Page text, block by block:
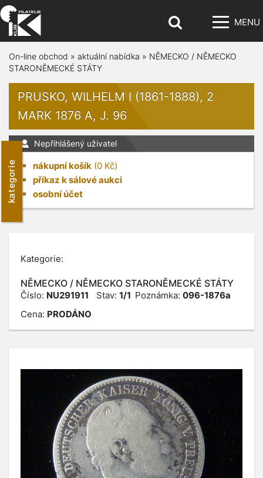
MENU
kategorie
On-line obchod » aktuální nabídka » NĚMECKO / NĚMECKO
STARONĚMECKÉ STÁTY
PRUSKO, WILHELM I (1861-1888), 2
MARK 1876 A, J. 96
Nepřihlášený uživatel
nákupní košík (0 Kč)
příkaz k sálové aukci
osobní účet
Kategorie:
NĚMECKO / NĚMECKO STARONĚMECKÉ STÁTY
Číslo: NU291911 Stav: 1/1 Poznámka: 096-1876a
Cena: PRODÁNO